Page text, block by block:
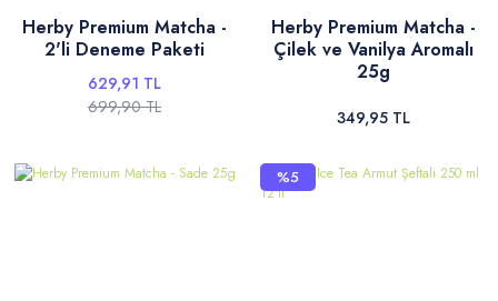
Herby Premium Matcha -
2'li Deneme Paketi
629,91 TL
699,90 TL
Herby Premium Matcha -
Çilek ve Vanilya Aromalı
25g
349,95 TL
%5